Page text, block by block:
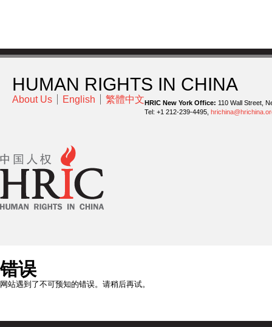
HUMAN RIGHTS IN CHINA
About Us English 繁體中文HRIC New York Office: 110 Wall Street,
Tel: +1 212-239-4495,
错误
网站遇到了不可预知的错误。请稍后再试。